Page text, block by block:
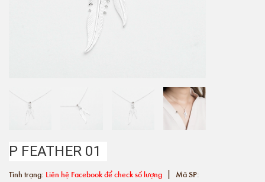
P FEATHER 01
Tình trạng: Liên hệ Facebook để check số lượng | Mã SP: